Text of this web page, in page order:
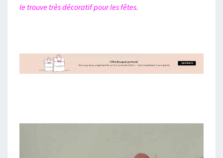
le trouve très décoratif pour les fêtes.